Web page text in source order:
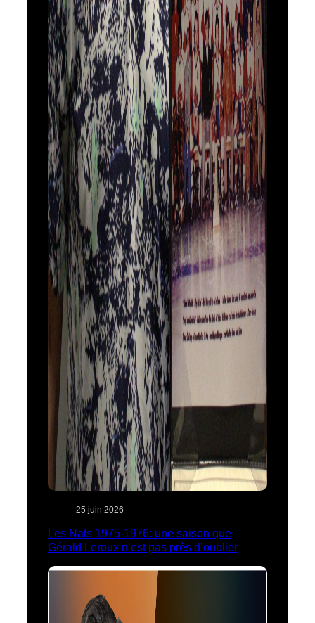
25 juin 2026
Les Nats 1975-1976: une saison que
Gérald Leroux n’est pas près d’oublier